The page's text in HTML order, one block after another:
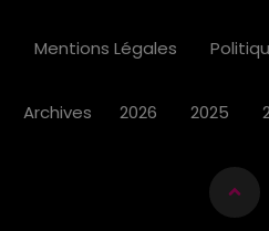
Mentions Légales
Archives 2026 2025